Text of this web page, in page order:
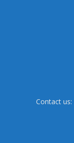
Contact us: